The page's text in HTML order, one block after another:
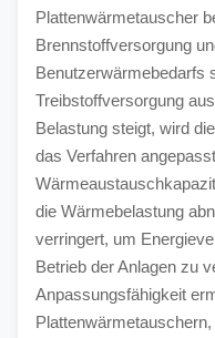
Plattenwärmetauscher
Brennstoffversorgung
Benutzerwärmebedarfs
Treibstoffversorgung
Belastung steigt, wird
das Verfahren
die Wärmebelastung
verringert, um
Betrieb der Anlagen zu
Anpassungsfähigkeit